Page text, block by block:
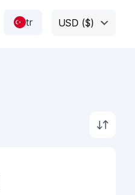
tr USD ($)